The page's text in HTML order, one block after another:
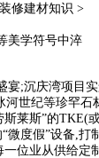
装修建材知识 >
美学符号中淬
;沉庆湾项目实
河世纪等珍罕石
莱斯”的TKE(
微度假”设备,打
位业从供给定